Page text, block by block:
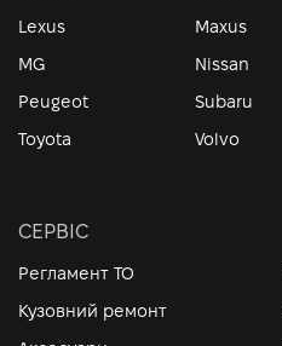
Lexus
Maxus
MG
Nissan
Peugeot
Subaru
Toyota
Volvo
СЕРВІС
Регламент ТО
Кузовний ремонт